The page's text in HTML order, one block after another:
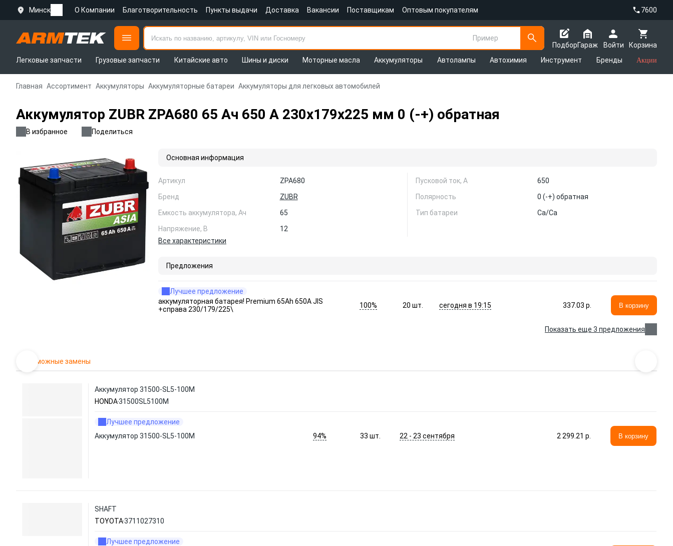
Минск О Компании Благотворительность Пункты выдачи Доставка Вакансии Поставщикам Оптовым покупателям 7600
Пример
Подбор
Корзина
Гараж
Войти
Легковые запчасти
Грузовые запчасти Китайские авто Шины и диски Моторные масла Аккумуляторы Автолампы Автохимия Инструмент Бренды Акции
Главная Ассортимент Аккумуляторы Аккумуляторные батареи Аккумуляторы для легковых автомобилей
Аккумулятор ZUBR ZPA680 65 Ач 650 А 230x179x225 мм 0 (-+) обратная
В избранное Поделиться
Основная информация
Артикул
ZPA680
Бренд
ZUBR
Емкость аккумулятора, Ач
65
Напряжение, В
12
Пусковой ток, А
650
Полярность
0 (-+) обратная
Тип батареи
Ca/Ca
Все характеристики
Предложения
Лучшее предложение
аккумуляторная батарея! Premium 65Ah 650A JIS
+справа 230/179/225\
100% 20шт. сегодня в 19:15 337.03 p. В корзину
Показать еще 3 предложения
Возможные замены
Аккумулятор 31500-SL5-100M
HONDA31500SL5100M
Лучшее предложение
Аккумулятор 31500-SL5-100M
94% 33шт. 22 - 23 сентября 2 299.21 p. В корзину
SHAFT
TOYOTA3711027310
Лучшее предложение